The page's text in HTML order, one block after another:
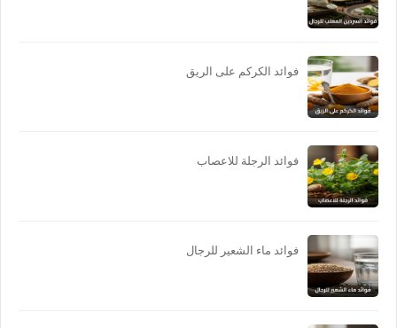
فوائد الكركم على الريق
فوائد الرجلة للاعصاب
فوائد ماء الشعير للرجال